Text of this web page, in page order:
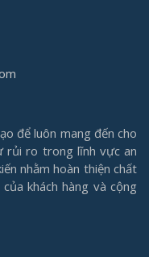
để luôn mang đến cho
rủi ro trong lĩnh vực an
nhằm hoàn thiện chất
khách hàng và cộng